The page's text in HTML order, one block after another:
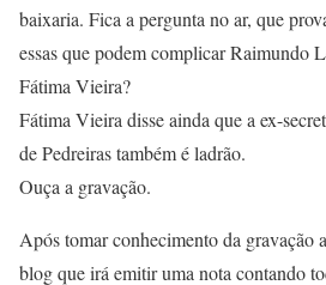
baixaria. Fica a pergunta no ar, que
essas que podem complicar Raimundo
Fátima Vieira?
Fátima Vieira disse ainda que a ex-
de Pedreiras também é ladrão.
Ouça a gravação.
Após tomar conhecimento da gravação
blog que irá emitir uma nota contando